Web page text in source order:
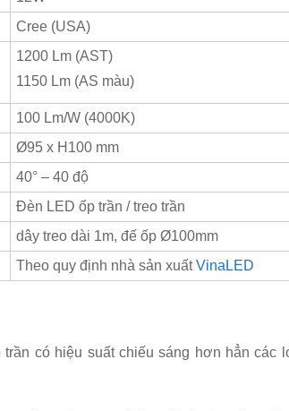
Cree (USA)
1200 Lm (AST)
1150 Lm (AS màu)
100 Lm/W (4000K)
Ø95 x H100 mm
40° – 40 độ
Đèn LED ốp trần / treo trần
dây treo dài 1m, đế ốp Ø100mm
Theo quy định nhà sản xuấtVinaLED
có hiệu suất chiếu sáng hơn hẳn các